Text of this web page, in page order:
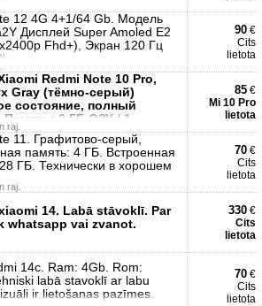
12 4G 4+1/64 Gb. Модель
Дисплей Super Amoled E2
Fhd+), Экран 120 Гц
90 €
Cits
lietota
Redmi Note 10 Pro,
Gray (тёмно-серый)
состояние, полный
Память: 6 ГБ ОЗУ / 1
raj.
85 €
Mi 10 Pro
lietota
11. Графитово-серый,
память: 4 ГБ. Встроенная
ГБ. Технически в хорошем
raj.
70 €
Cits
lietota
14. Labā stāvoklī. Par
whatsapp vai zvanot.
330 €
Cits
lietota
14c. Ram: 4Gb. Rom:
labā stavoklī ar labu
ir lietošanas pazīmes.
70 €
Cits
lietota